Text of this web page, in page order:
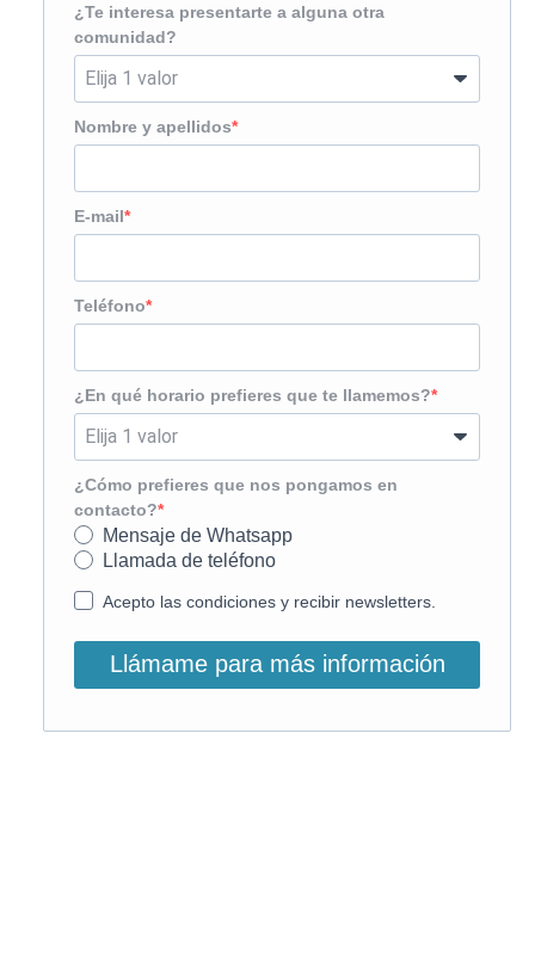
¿Te interesa presentarte a alguna otra
comunidad?
Nombre y apellidos
E-mail
Teléfono
¿En qué horario prefieres que te llamemos?
¿Cómo prefieres que nos pongamos en
contacto?
Mensaje de Whatsapp
Llamada de teléfono
Acepto las condiciones y recibir newsletters.
Llámame para más información